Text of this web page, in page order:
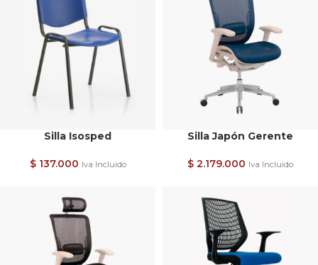
Silla Isosped
$137.000 Iva Incluido
Silla Japón Gerente
$ 2.179.000 Iva Incluido